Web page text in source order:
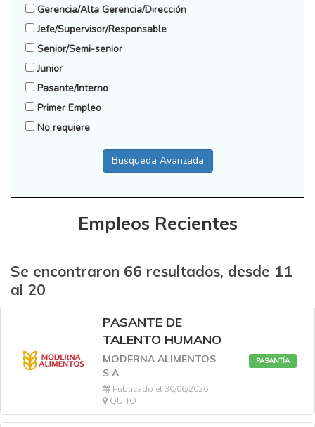
Gerencia/Alta Gerencia/Dirección
Jefe/Supervisor/Responsable
Senior/Semi-senior
Junior
Pasante/Interno
Primer Empleo
No requiere
Busqueda Avanzada
Empleos Recientes
Se encontraron 66 resultados, desde 11
al 20
PASANTE DE
TALENTO HUMANO
MODERNA ALIMENTOS
S.A
Publicado el 30/06/2026
QUITO
PASANTÍA